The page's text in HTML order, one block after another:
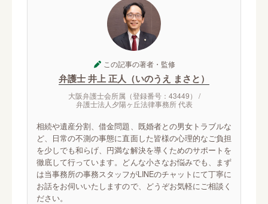
この記事の著者・監修
弁護士 井上 正人（いのうえ まさと）
大阪弁護士会所属（登録番号：43449） /
弁護士法人夕陽ヶ丘法律事務所 代表
相続や遺産分割、借金問題、既婚者との男女トラブルな
ど、日常の不測の事態に直面した皆様の心理的なご負担
を少しでも和らげ、円満な解決を導くためのサポートを
徹底して行っています。どんな小さなお悩みでも、まず
は当事務所の事務スタッフがLINEのチャットにて丁寧に
お話をお伺いいたしますので、どうぞお気軽にご相談く
ださい。